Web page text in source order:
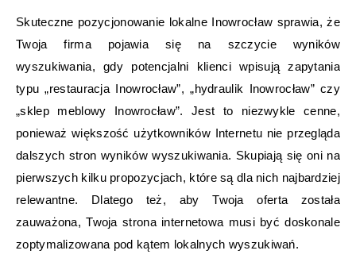
Skuteczne pozycjonowanie lokalne Inowrocław sprawia, że
Twoja firma pojawia się na szczycie wyników
wyszukiwania, gdy potencjalni klienci wpisują zapytania
typu „restauracja Inowrocław”, „hydraulik Inowrocław” czy
„sklep meblowy Inowrocław”. Jest to niezwykle cenne,
ponieważ większość użytkowników Internetu nie przegląda
dalszych stron wyników wyszukiwania. Skupiają się oni na
pierwszych kilku propozycjach, które są dla nich najbardziej
relewantne. Dlatego też, aby Twoja oferta została
zauważona, Twoja strona internetowa musi być doskonale
zoptymalizowana pod kątem lokalnych wyszukiwań.